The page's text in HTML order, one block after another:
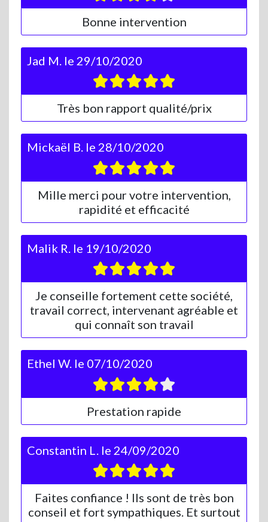
Bonne intervention
Jad M. le 29/10/2020
Très bon rapport qualité/prix
Mickaël B. le 28/10/2020
Mille merci pour votre intervention,
rapidité et efficacité
Malik R. le 19/10/2020
Je conseille fortement cette société,
travail correct, intervenant agréable et
qui connaît son travail
Ethel W. le 07/10/2020
Prestation rapide
Constantin L. le 24/09/2020
Faites confiance ! Ils sont de très bon
conseil et fort sympathiques. Et surtout